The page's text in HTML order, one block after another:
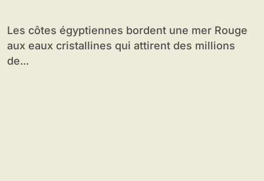
Les côtes égyptiennes bordent une mer Rouge
aux eaux cristallines qui attirent des millions
de...